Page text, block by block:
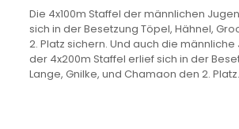
Die 4x100m Staffel der männlichen
sich in der Besetzung Töpel, Hähnel,
2. Platz sichern. Und auch die männliche
der 4x200m Staffel erlief sich in der
Lange, Gnilke, und Chamaon den 2. Platz.